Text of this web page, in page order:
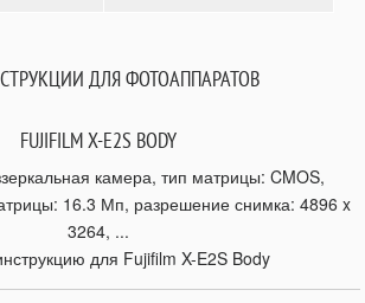
ДЛЯ ФОТОАППАРАТОВ
FUJIFILM X-E2S BODY
камера, тип матрицы: CMOS,
16.3 Мп, разрешение снимка: 4896 x
3264, ...
для Fujifilm X-E2S Body